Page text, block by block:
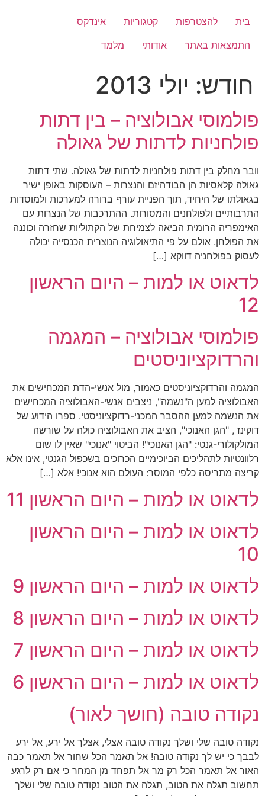
לתוכןבית להצטרפות קטגוריות
אינדקס
התמצאות באתר
אודותי מלמד
חודש: יולי 2013
פולמוסי אבולוציה – בין דתות
פולחניות לדתות של גאולה
וובר מחלק בין דתות פולחניות לדתות של גאולה. שתי דתות
גאולה קלאסיות הן הבודהיזם והנצרות – העוסקות באופן ישיר
בגאולתו של היחיד, תוך הפניית עורף ברורה למערכות ולמוסדות
התרבותיים ולפולחנים והמסורות. ההתרכבות של הנצרות עם
האימפריה הרומית הביאה לצמיחת של הקתוליות שחזרה וכוננה
את הפולחן. אולם על פי התיאולוגיה הנוצרית הכנסייה יכולה
לעסוק בפולחניה דווקא […]
לדאוט או למות – היום הראשון
12
פולמוסי אבולוציה – המגמה
והרדוקציוניסטים
המגמה והרדוקציוניסטים כאמור, מול אנשי-הדת המכחישים את
האבולוציה למען ה"נשמה", ניצבים אנשי-האבולוציה המכחישים
את הנשמה למען ההסבר המכני-רדוקציוניסטי. ספרו הידוע של
דוקינז , "הגן האנוכי", הציב את האבולוציה כולה על שורשה
המולקולורי-גנטי: "הגן האנוכי"! הביטוי "אנוכי" שאין לו שום
רלוונטיות לתהליכים הביוכימיים הכרוכים בשכפול הגנטי, אינו אלא
קריצה מתריסה כלפי המוסר: העולם הוא אנוכי! אלא […]
לדאוט או למות – היום הראשון 11
לדאוט או למות – היום הראשון
10
לדאוט או למות – היום הראשון 9
לדאוט או למות – היום הראשון 8
לדאוט או למות – היום הראשון 7
לדאוט או למות – היום הראשון 6
נקודה טובה (חושך לאור)
נקודה טובה שלי ושלך נקודה טובה אצלי, אצלך אל ירע, אל ירע
לבבך כי יש לך נקודה טובה! אל תאמר הכל שחור אל תאמר כבה
האור אל תאמר הכל רק מר אל תפחד מן המחר כי אם רק לרגע
תחשוב תגלה את הטוב, תגלה את הטוב נקודה טובה שלי ושלך